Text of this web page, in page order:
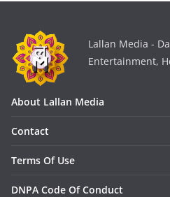
Lallan Media -
Entertainment,
About Lallan Media
Contact
Terms Of Use
DNPA Code Of Conduct